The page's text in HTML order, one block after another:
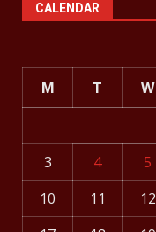
CALENDAR
M T W
3
4 5
10
11 12